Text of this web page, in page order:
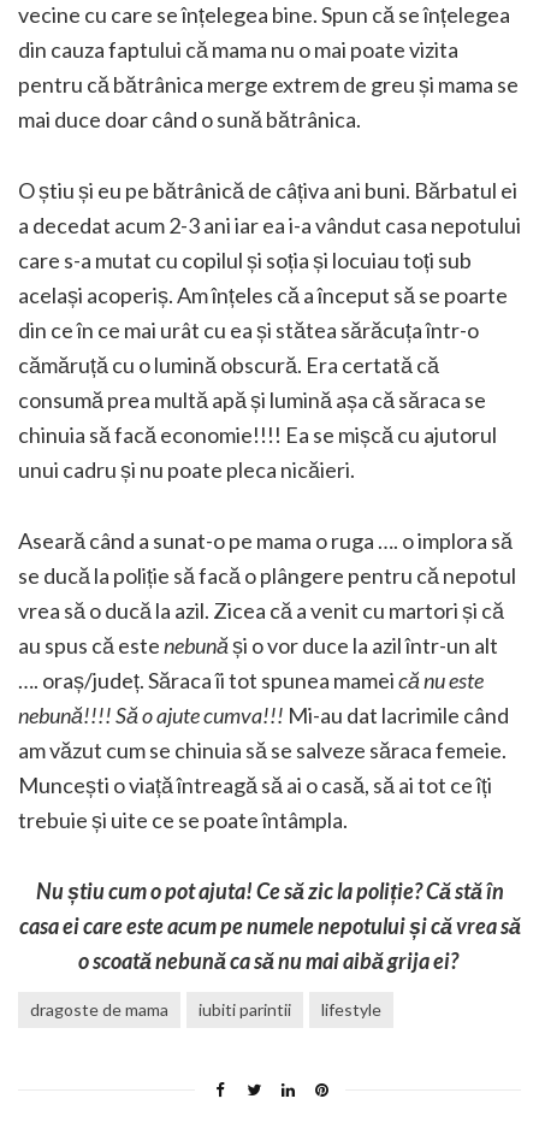
vecine cu care se înțelegea bine. Spun că se înțelegea
din cauza faptului că mama nu o mai poate vizita
pentru că bătrânica merge extrem de greu și mama se
mai duce doar când o sună bătrânica.
O știu și eu pe bătrânică de câțiva ani buni. Bărbatul ei
a decedat acum 2-3 ani iar ea i-a vândut casa nepotului
care s-a mutat cu copilul și soția și locuiau toți sub
același acoperiș. Am înțeles că a început să se poarte
din ce în ce mai urât cu ea și stătea sărăcuța într-o
cămăruță cu o lumină obscură. Era certată că
consumă prea multă apă și lumină așa că săraca se
chinuia să facă economie!!!! Ea se mișcă cu ajutorul
unui cadru și nu poate pleca nicăieri.
Aseară când a sunat-o pe mama o ruga …. o implora să
se ducă la poliție să facă o plângere pentru că nepotul
vrea să o ducă la azil. Zicea că a venit cu martori și că
au spus că estenebunăși o vor duce la azil într-un alt
…. oraș/județ. Săraca îi tot spunea mameică nu este
nebună!!!! Să o ajute cumva!!! Mi-au dat lacrimile când
am văzut cum se chinuia să se salveze săraca femeie.
Muncești o viață întreagă să ai o casă, să ai tot ce îți
trebuie și uite ce se poate întâmpla.
Nu știu cum o pot ajuta! Ce să zic la poliție? Că stă în
casa ei care este acum pe numele nepotului și că vrea să
o scoată nebună ca să nu mai aibă grija ei?
dragoste de mama iubiti parintii lifestyle